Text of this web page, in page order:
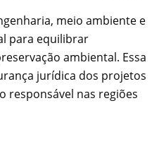
meio ambiente e
para equilibrar
ambiental. Essa
jurídica dos projetos
responsável nas regiões